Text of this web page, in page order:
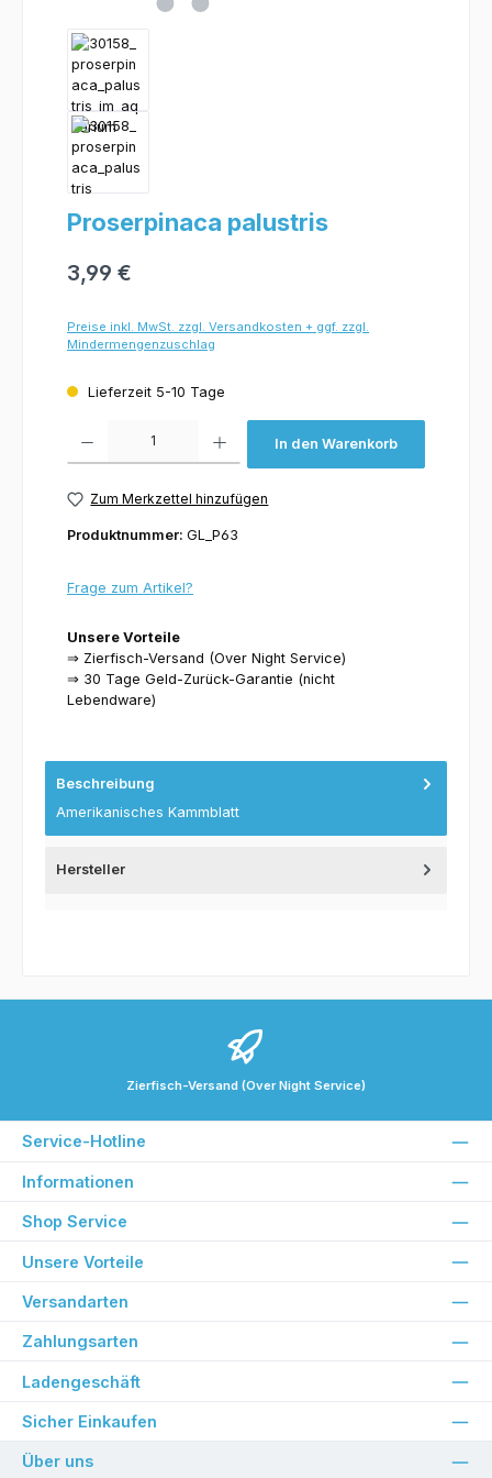
Proserpinaca palustris
3,99 €
Preise inkl. MwSt. zzgl. Versandkosten + ggf. zzgl.
Mindermengenzuschlag
Lieferzeit 5-10 Tage
In den Warenkorb
Zum Merkzettel hinzufügen
Produktnummer: GL_P63
Frage zum Artikel?
Unsere Vorteile
⇒ Zierfisch-Versand (Over Night Service)
⇒ 30 Tage Geld-Zurück-Garantie (nicht
Lebendware)
Beschreibung
Amerikanisches Kammblatt
Hersteller
Zierfisch-Versand (Over Night Service)
Service-Hotline
Informationen
Shop Service
Unsere Vorteile
Versandarten
Zahlungsarten
Ladengeschäft
Sicher Einkaufen
Über uns